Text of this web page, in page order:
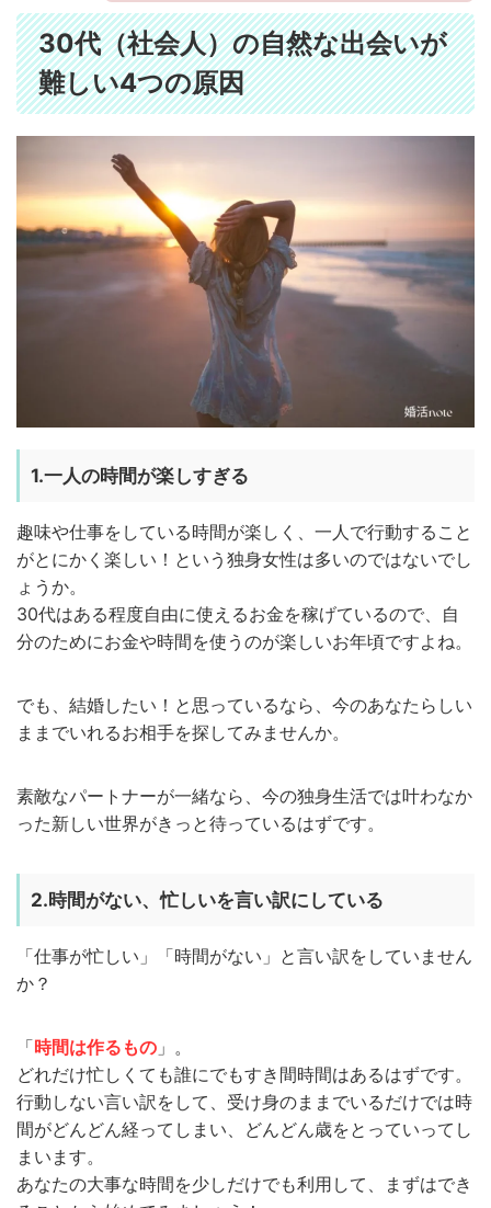
30代（社会人）の自然な出会いが
難しい4つの原因
1.一人の時間が楽しすぎる
趣味や仕事をしている時間が楽しく、一人で行動すること
がとにかく楽しい！という独身女性は多いのではないでし
ょうか。
30代はある程度自由に使えるお金を稼げているので、自
分のためにお金や時間を使うのが楽しいお年頃ですよね。
でも、結婚したい！と思っているなら、今のあなたらしい
ままでいれるお相手を探してみませんか。
素敵なパートナーが一緒なら、今の独身生活では叶わなか
った新しい世界がきっと待っているはずです。
2.時間がない、忙しいを言い訳にしている
「仕事が忙しい」「時間がない」と言い訳をしていません
か？
「時間は作るもの 」。
どれだけ忙しくても誰にでもすき間時間はあるはずです。
行動しない言い訳をして、受け身のままでいるだけでは時
間がどんどん経ってしまい、どんどん歳をとっていってし
まいます。
あなたの大事な時間を少しだけでも利用して、まずはでき